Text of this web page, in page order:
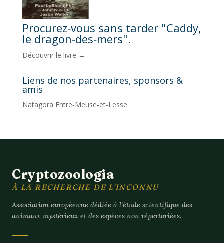
Procurez‑vous sans tarder "Caddy,
le dragon‑des‑mers".
Découvrir le livre →
Liens de nos partenaires, sponsors &
amis
Natagora Entre‑Meuse‑et‑Lesse
Cryptozoologia
À LA RECHERCHE DE L'INCONNU
Association européenne dédiée à l'étude scientifique des
animaux mystérieux et des espèces non répertoriées.